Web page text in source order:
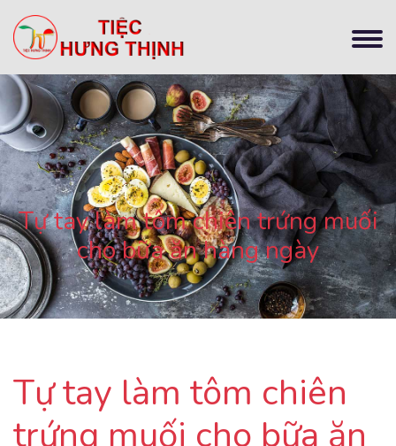
Tự tay làm tôm chiên trứng muối
cho bữa ăn hàng ngày
Tự tay làm tôm chiên
trứng muối cho bữa ăn